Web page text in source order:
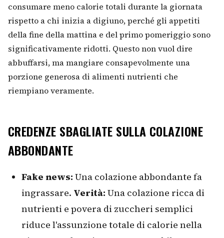
consumare meno calorie totali durante la giornata
rispetto a chi inizia a digiuno, perché gli appetiti
della fine della mattina e del primo pomeriggio sono
significativamente ridotti. Questo non vuol dire
abbuffarsi, ma mangiare consapevolmente una
porzione generosa di alimenti nutrienti che
riempiano veramente.
CREDENZE SBAGLIATE SULLA COLAZIONE
ABBONDANTE
Fake news: Una colazione abbondante fa
ingrassare. Verità: Una colazione ricca di
nutrienti e povera di zuccheri semplici
riduce l'assunzione totale di calorie nella